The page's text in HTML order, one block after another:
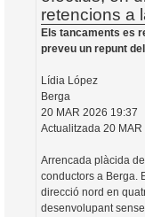
retencions a
Els tancaments es
preveu un repunt
Lídia López
Berga
20 MAR 2026 19:37
Actualitzada 20
Arrencada plàcida
conductors a Berga.
direcció nord en
desenvolupant